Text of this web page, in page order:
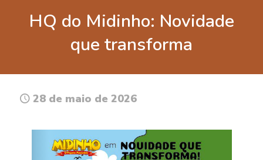
HQ do Midinho: Novidade
que transforma
28 de maio de 2026